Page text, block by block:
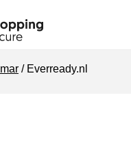
Everready.nl